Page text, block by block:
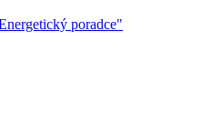
poradce"